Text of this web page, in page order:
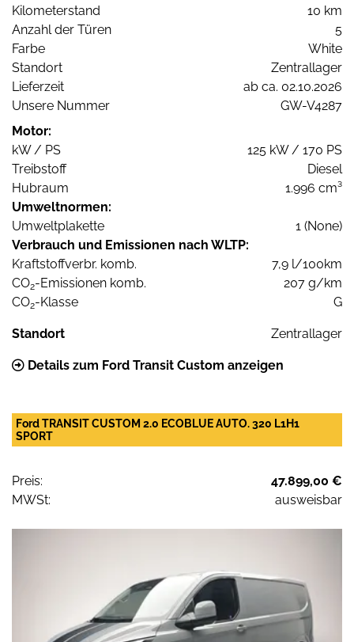
Kilometerstand
10 km
Anzahl der Türen
5
Farbe
White
Standort
Zentrallager
Lieferzeit
ab ca. 02.10.2026
Unsere Nummer
GW-V4287
Motor:
kW / PS
125 kW / 170 PS
Treibstoff
Diesel
Hubraum
1.996 cm³
Umweltnormen:
Umweltplakette
1 (None)
Verbrauch und Emissionen nach WLTP:
Kraftstoffverbr. komb.
7,9 l/100km
CO2-Emissionen komb.
207 g/km
CO2-Klasse G
Standort Zentrallager
Details zum Ford Transit Custom anzeigen
Ford TRANSIT CUSTOM 2.0 ECOBLUE AUTO. 320 L1H1
SPORT
Preis:
47.899,00 €
MWSt:
ausweisbar